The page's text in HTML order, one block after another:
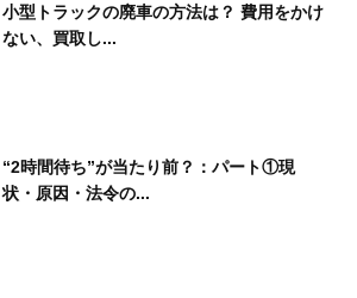
小型トラックの廃車の方法は？ 費用をかけ
ない、買取し...
“2時間待ち”が当たり前？：パート①現
状・原因・法令の...